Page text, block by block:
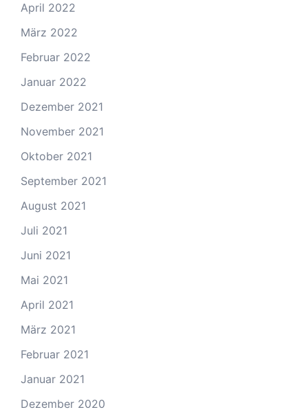
April 2022
März 2022
Februar 2022
Januar 2022
Dezember 2021
November 2021
Oktober 2021
September 2021
August 2021
Juli 2021
Juni 2021
Mai 2021
April 2021
März 2021
Februar 2021
Januar 2021
Dezember 2020